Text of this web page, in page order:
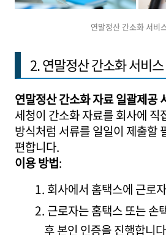
연말정산 간소화 서비
2. 연말정산 간소화 서비
연말정산 간소화 자료 일괄제공
세청이 간소화 자료를 회사에 직
방식처럼 서류를 일일이 제출할
편합니다.
이용 방법:
회사에서 홈택스에 근로
근로자는 홈택스 또는 손
후 본인 인증을 진행합니